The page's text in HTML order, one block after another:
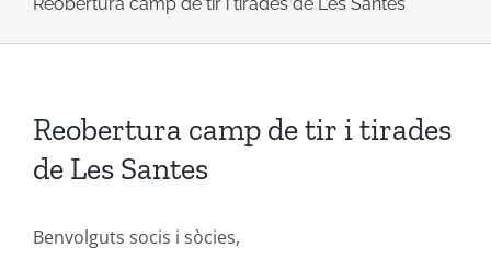
Reobertura camp de tir i tirades
de Les Santes
Benvolguts socis i sòcies,